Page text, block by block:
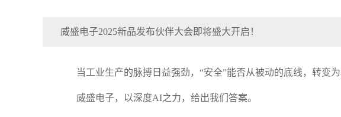
威盛电子2025新品发布伙伴大会即将盛大开启！
当工业生产的脉搏日益强劲，“安全”能否从被动的底线，转变为
威盛电子，以深度AI之力，给出我们答案。